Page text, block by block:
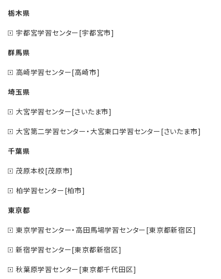
栃木県
宇都宮学習センター[宇都宮市]
群馬県
高崎学習センター[高崎市]
埼玉県
大宮学習センター[さいたま市]
大宮第二学習センター・大宮東口学習センター[さいたま市]
千葉県
茂原本校[茂原市]
柏学習センター[柏市]
東京都
東京学習センター・高田馬場学習センター[東京都新宿区]
新宿学習センター[東京都新宿区]
秋葉原学習センター[東京都千代田区]